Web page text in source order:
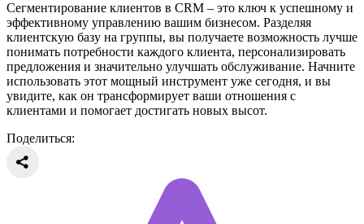
Сегментирование клиентов в CRM – это ключ к успешному и
эффективному управлению вашим бизнесом. Разделяя
клиентскую базу на группы, вы получаете возможность лучше
понимать потребности каждого клиента, персонализировать
предложения и значительно улучшать обслуживание. Начните
использовать этот мощный инструмент уже сегодня, и вы
увидите, как он трансформирует ваши отношения с
клиентами и помогает достигать новых высот.
Поделиться: